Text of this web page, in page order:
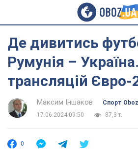
Де дивитись
Румунія –
трансляцій Євро-
Максим Іншаков
Спорт Oboz
17.06.2024 09:50
87,3 т.
0